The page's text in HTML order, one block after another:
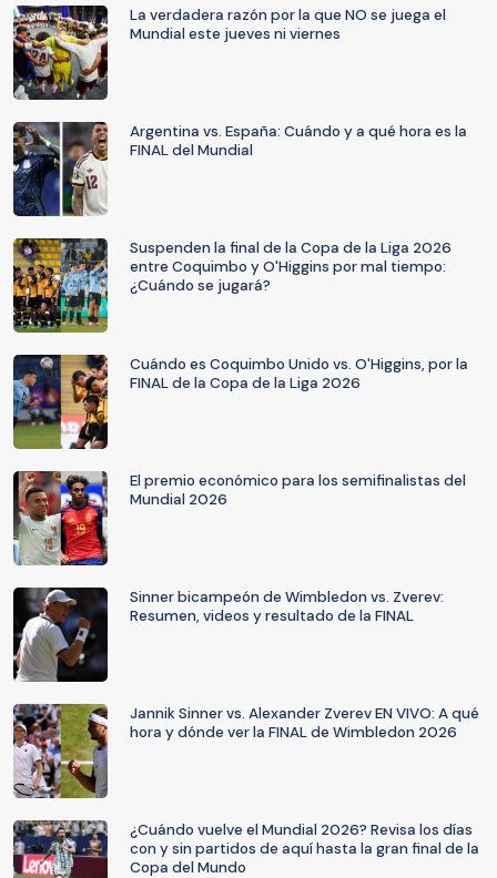
La verdadera razón por la que NO se juega el
Mundial este jueves ni viernes
Argentina vs. España: Cuándo y a qué hora es la
FINAL del Mundial
Suspenden la final de la Copa de la Liga 2026
entre Coquimbo y O'Higgins por mal tiempo:
¿Cuándo se jugará?
Cuándo es Coquimbo Unido vs. O'Higgins, por la
FINAL de la Copa de la Liga 2026
El premio económico para los semifinalistas del
Mundial 2026
Sinner bicampeón de Wimbledon vs. Zverev:
Resumen, videos y resultado de la FINAL
Jannik Sinner vs. Alexander Zverev EN VIVO: A qué
hora y dónde ver la FINAL de Wimbledon 2026
¿Cuándo vuelve el Mundial 2026? Revisa los días
con y sin partidos de aquí hasta la gran final de la
Copa del Mundo